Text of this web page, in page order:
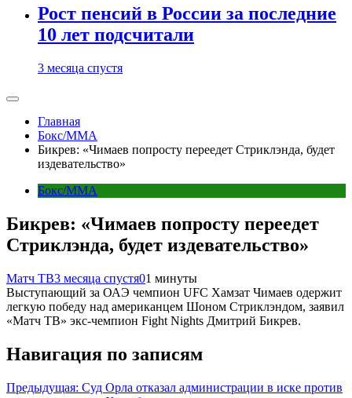
Рост пенсий в России за последние
10 лет подсчитали
3 месяца спустя
Главная
Бокс/MMA
Бикрев: «Чимаев попросту переедет Стриклэнда, будет
издевательство»
Бокс/MMA
Бикрев: «Чимаев попросту переедет
Стриклэнда, будет издевательство»
Матч ТВ3 месяца спустя01 минуты
Выступающий за ОАЭ чемпион UFC Хамзат Чимаев одержит
легкую победу над американцем Шоном Стриклэндом, заявил
«Матч ТВ» экс‑чемпион Fight Nights Дмитрий Бикрев.
Навигация по записям
Предыдущая: Суд Орла отказал администрации в иске против